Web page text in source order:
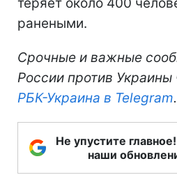
ранеными.
Срочные и важные
России против Украины
РБК-Украина в Telegram.
Не упустите
наши